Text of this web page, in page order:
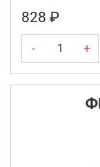
828 ₽
- +